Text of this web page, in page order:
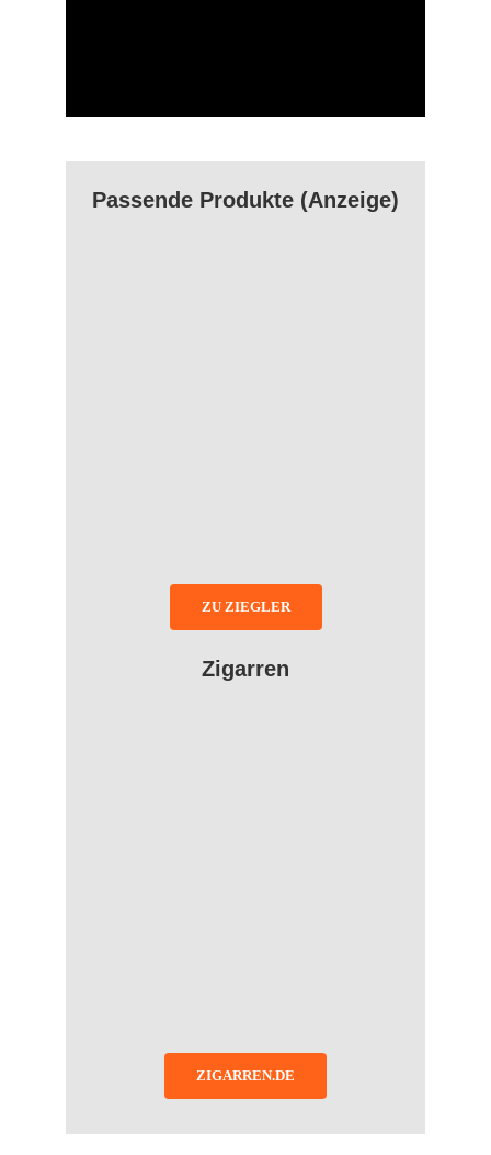
Passende Produkte (Anzeige)
ZU ZIEGLER
Zigarren
ZIGARREN.DE